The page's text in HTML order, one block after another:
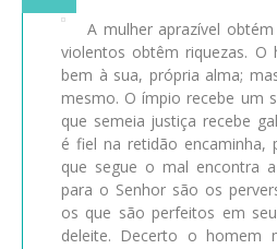
A mulher aprazível
violentos obtêm riquezas.
bem à sua, própria alma;
mesmo. O ímpio recebe um
que semeia justiça recebe
é fiel na retidão encaminha,
que segue o mal encontra
para o Senhor são os
os que são perfeitos em
deleite. Decerto o homem